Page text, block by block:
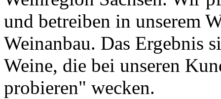
und betreiben in unserem
Weinanbau. Das Ergebnis
Weine, die bei unseren
probieren" wecken.